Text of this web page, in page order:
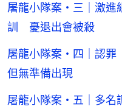
屠龍小隊案・三｜激進
訓 憂退出會被殺
屠龍小隊案・四｜認
但無準備出現
屠龍小隊案・五｜多